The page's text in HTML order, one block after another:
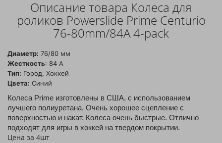
Описание товара Колеса для
роликов Powerslide Prime Centurio
76-80mm/84A 4-pack
Диаметр: 76/80 мм
Жесткость: 84 А
Тип: Город, Хоккей
Цвета: Синий
Колеса Prime изготовлены в США, с использованием
лучшего полиуретана. Очень хорошее сцепление с
поверхностью и накат. Колеса очень быстрые. Отлично
Цена за 4шт